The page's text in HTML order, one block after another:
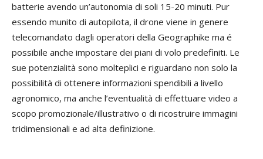
batterie avendo un’autonomia di soli 15-20 minuti. Pur
essendo munito di autopilota, il drone viene in genere
telecomandato dagli operatori della Geographike ma é
possibile anche impostare dei piani di volo predefiniti. Le
sue potenzialità sono molteplici e riguardano non solo la
possibilità di ottenere informazioni spendibili a livello
agronomico, ma anche l’eventualità di effettuare video a
scopo promozionale/illustrativo o di ricostruire immagini
tridimensionali e ad alta definizione.